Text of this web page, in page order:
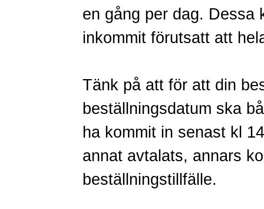
en gång per dag. Dessa
inkommit förutsatt att
Tänk på att för att din
beställningsdatum ska
ha kommit in senast kl
annat avtalats, annars
beställningstillfälle.